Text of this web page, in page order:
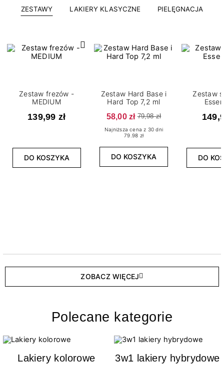
ZESTAWY LAKIERY KLASYCZNE PIELĘGNACJA
Zestaw frezów -
MEDIUM
139,99 zł
DO KOSZYKA
Zestaw Hard Base i
Hard Top 7,2 ml
58,00 zł 79,98 zł
Najniższa cena z 30 dni
79.98 zł
DO KOSZYKA
Zestaw
DO
ZOBACZ WIĘCEJ
Polecane kategorie
Lakiery kolorowe 3w1 lakiery hybrydowe